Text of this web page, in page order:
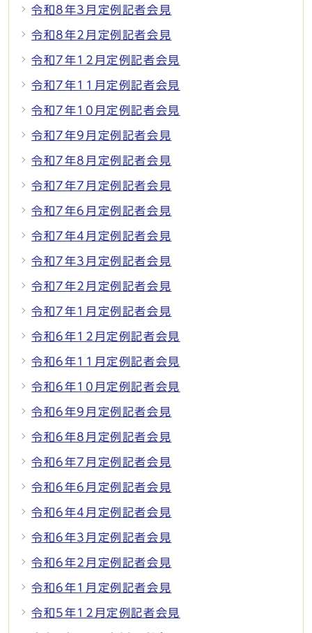
令和8年3月定例記者会見
令和8年2月定例記者会見
令和7年12月定例記者会見
令和7年11月定例記者会見
令和7年10月定例記者会見
令和7年9月定例記者会見
令和7年8月定例記者会見
令和7年7月定例記者会見
令和7年6月定例記者会見
令和7年4月定例記者会見
令和7年3月定例記者会見
令和7年2月定例記者会見
令和7年1月定例記者会見
令和6年12月定例記者会見
令和6年11月定例記者会見
令和6年10月定例記者会見
令和6年9月定例記者会見
令和6年8月定例記者会見
令和6年7月定例記者会見
令和6年6月定例記者会見
令和6年4月定例記者会見
令和6年3月定例記者会見
令和6年2月定例記者会見
令和6年1月定例記者会見
令和5年12月定例記者会見